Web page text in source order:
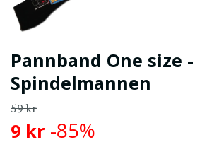
Pannband One size -
Spindelmannen
59 kr
9 kr -85%